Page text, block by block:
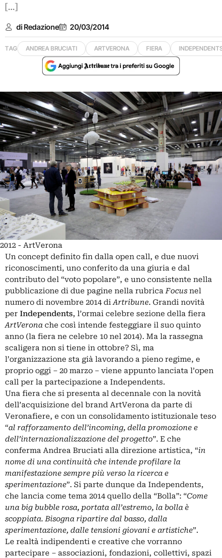
[…]
di Redazione 20/03/2014
TAG ANDREA BRUCIATI ARTVERONA FIERA
2012 - ArtVerona
Un concept definito fin dalla open call, e due nuovi
riconoscimenti, uno conferito da una giuria e dal
contributo del “voto popolare”, e uno consistente nella
pubblicazione di due pagine nella rubricaFocus nel
numero di novembre 2014 diArtribune. Grandi novità
per Independents, l’ormai celebre sezione della fiera
ArtVerona che così intende festeggiare il suo quinto
anno (la fiera ne celebre 10 nel 2014). Ma la rassegna
scaligera non si tiene in ottobre? Sì, ma
l’organizzazione sta già lavorando a pieno regime, e
proprio oggi – 20 marzo – viene appunto lanciata l’open
call per la partecipazione a Independents.
Una fiera che si presenta al decennale con la novità
dell’acquisizione del brand ArtVerona da parte di
Veronafiere, e con un consolidamento istituzionale teso
“al rafforzamento dell’incoming, della promozione e
dell’internazionalizzazione del progetto”. E che
conferma Andrea Bruciati alla direzione artistica, “in
nome di una continuità che intende profilare la
manifestazione sempre più verso la ricerca e
sperimentazione”. Si parte dunque da Independents,
che lancia come tema 2014 quello della “Bolla”: “Come
una big bubble rosa, portata all’estremo, la bolla è
scoppiata. Bisogna ripartire dal basso, dalla
sperimentazione, dalle tensioni giovani e artistiche”.
Le realtà indipendenti e creative che vorranno
partecipare – associazioni, fondazioni, collettivi, spazi